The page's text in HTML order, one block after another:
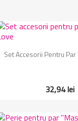
Vizualizare
Set Accesorii Pentru
32,94 lei